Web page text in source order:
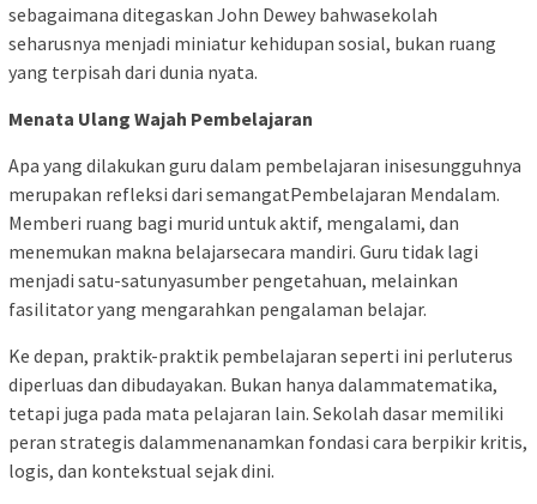
sebagaimana ditegaskan John Dewey bahwasekolah
seharusnya menjadi miniatur kehidupan sosial, bukan ruang
yang terpisah dari dunia nyata.
Menata Ulang Wajah Pembelajaran
Apa yang dilakukan guru dalam pembelajaran inisesungguhnya
merupakan refleksi dari semangatPembelajaran Mendalam.
Memberi ruang bagi murid untuk aktif, mengalami, dan
menemukan makna belajarsecara mandiri. Guru tidak lagi
menjadi satu-satunyasumber pengetahuan, melainkan
fasilitator yang mengarahkan pengalaman belajar.
Ke depan, praktik-praktik pembelajaran seperti ini perluterus
diperluas dan dibudayakan. Bukan hanya dalammatematika,
tetapi juga pada mata pelajaran lain. Sekolah dasar memiliki
peran strategis dalammenanamkan fondasi cara berpikir kritis,
logis, dan kontekstual sejak dini.